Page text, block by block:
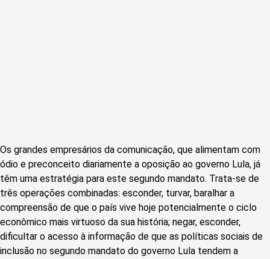
Os grandes empresários da comunicação, que alimentam com
ódio e preconceito diariamente a oposição ao governo Lula, já
têm uma estratégia para este segundo mandato. Trata-se de
três operações combinadas: esconder, turvar, baralhar a
compreensão de que o país vive hoje potencialmente o ciclo
econômico mais virtuoso da sua história; negar, esconder,
dificultar o acesso à informação de que as políticas sociais de
inclusão no segundo mandato do governo Lula tendem a